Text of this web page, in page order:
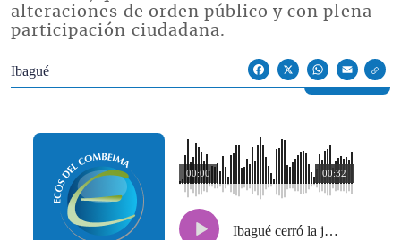
alteraciones de orden público y con plena
participación ciudadana.
Econoticias y Eventos
Ibagué
FacebookX WhatsAppEmail
00:32
00:00
Ibagué cerró la jornada electoral con tranquilidad y plenas garantías para los votantes